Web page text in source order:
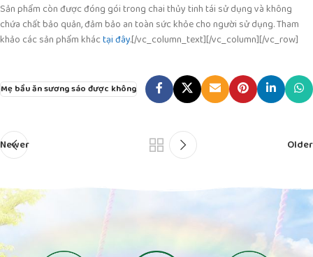
Sản phẩm còn được đóng gói trong chai thủy tinh tái sử dụng và không
chứa chất bảo quản, đảm bảo an toàn sức khỏe cho người sử dụng. Tham
khảo các sản phẩm kháctại đây.[/vc_column_text][/vc_column][/vc_row]
Mẹ bầu ăn sương sáo được không
Newer Older